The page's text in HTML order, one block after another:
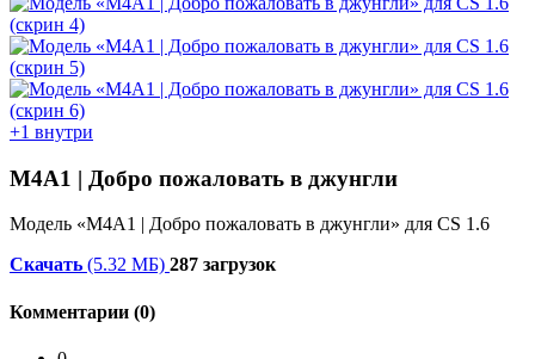
+1 внутри
М4А1 | Добро пожаловать в джунгли
Модель «М4А1 | Добро пожаловать в джунгли» для CS 1.6
Скачать (5.32 МБ) 287 загрузок
Комментарии (0)